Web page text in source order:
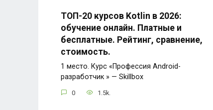
ТОП-20 курсов Kotlin в 2026:
обучение онлайн. Платные и
бесплатные. Рейтинг, сравнение,
стоимость.
1 место. Курс «Профессия Android-
разработчик » — Skillbox
0 1.5k.